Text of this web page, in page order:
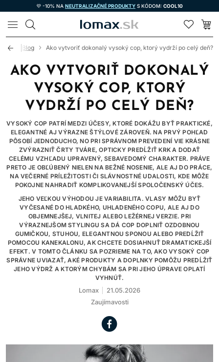
💜 -10% NA NEUTRALIZAČNÉ PRODUKTY S KÓDOM: COOL10
LOMAX
Blog Ako vytvoriť dokonalý vysoký cop, ktorý vydrží po celý deň?
AKO VYTVORIŤ DOKONALÝ
VYSOKÝ COP, KTORÝ
VYDRŽÍ PO CELÝ DEŇ?
VYSOKÝ COP PATRÍ MEDZI ÚČESY, KTORÉ DOKÁŽU BYŤ PRAKTICKÉ,
ELEGANTNÉ AJ VÝRAZNE ŠTÝLOVÉ ZÁROVEŇ. NA PRVÝ POHĽAD
PÔSOBÍ JEDNODUCHO, NO PRI SPRÁVNOM PREVEDENÍ VIE KRÁSNE
ZVÝRAZNIŤ ČRTY TVÁRE, OPTICKY PREDĹŽIŤ KRK A DODAŤ
CELÉMU VZHĽADU UPRAVENÝ, SEBAVEDOMÝ CHARAKTER. PRÁVE
PRETO JE OBĽÚBENÝ NIELEN NA BEŽNÉ NOSENIE, ALE AJ DO PRÁCE,
NA VEČERNÉ PRÍLEŽITOSTI ČI SLÁVNOSTNÉ UDALOSTI, KDE MÔŽE
POKOJNE NAHRADIŤ KOMPLIKOVANEJŠÍ SPOLOČENSKÝ ÚČES.
JEHO VEĽKOU VÝHODOU JE VARIABILITA. VLASY MÔŽU BYŤ
VYČESANÉ DO HLADKÉHO, UHLADENÉHO COPU, ALE AJ DO
OBJEMNEJŠEJ, VLNITEJ ALEBO LEŽÉRNEJ VERZIE. PRI
VÝRAZNEJŠOM STYLINGU SA DÁ COP DOPLNIŤ OZDOBNOU
GUMIČKOU, STUHOU, ELEGANTNOU SPONOU ALEBO PREDĹŽIŤ
POMOCOU KANEKALONU, AK CHCETE DOSIAHNUŤ DRAMATICKEJŠÍ
EFEKT. V TOMTO ČLÁNKU SA POZRIEME NA TO, AKO VYSOKÝ COP
SPRÁVNE UVIAZAŤ, AKÉ PRODUKTY A DOPLNKY POMÔŽU PREDĹŽIŤ
JEHO VÝDRŽ A KTORÝM CHYBÁM SA PRI JEHO ÚPRAVE OPLATÍ
VYHNÚŤ.
Lomax
21.05.2026
Zaujímavosti